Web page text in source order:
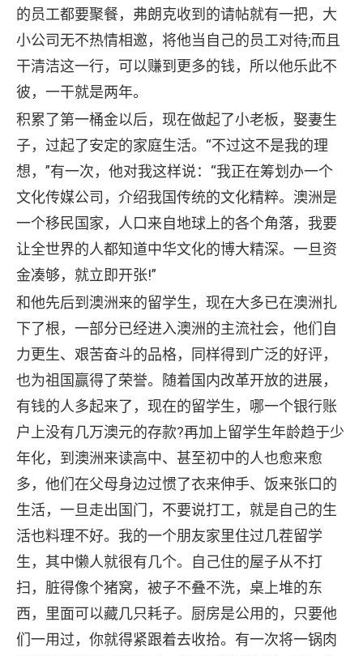
的员工都要聚餐，弗朗克收到的请帖就有一把，大
小公司无不热情相邀，将他当自己的员工对待;而且
干清洁这一行，可以赚到更多的钱，所以他乐此不
彼，一干就是两年。
积累了第一桶金以后，现在做起了小老板，娶妻生
子，过起了安定的家庭生活。“不过这不是我的理
想，”有一次，他对我这样说：“我正在筹划办一个
文化传媒公司，介绍我国传统的文化精粹。澳洲是
一个移民国家，人口来自地球上的各个角落，我要
让全世界的人都知道中华文化的博大精深。一旦资
金凑够，就立即开张!”
和他先后到澳洲来的留学生，现在大多已在澳洲扎
下了根，一部分已经进入澳洲的主流社会，他们自
力更生、艰苦奋斗的品格，同样得到广泛的好评，
也为祖国赢得了荣誉。随着国内改革开放的进展，
有钱的人多起来了，现在的留学生，哪一个银行账
户上没有几万澳元的存款?再加上留学生年龄趋于少
年化，到澳洲来读高中、甚至初中的人也愈来愈
多，他们在父母身边过惯了衣来伸手、饭来张口的
生活，一旦走出国门，不要说打工，就是自己的生
活也料理不好。我的一个朋友家里住过几茬留学
生，其中懒人就很有几个。自己住的屋子从不打
扫，脏得像个猪窝，被子不叠不洗，桌上堆的东
西，里面可以藏几只耗子。厨房是公用的，只要他
们一用过，你就得紧跟着去收拾。有一次将一锅肉